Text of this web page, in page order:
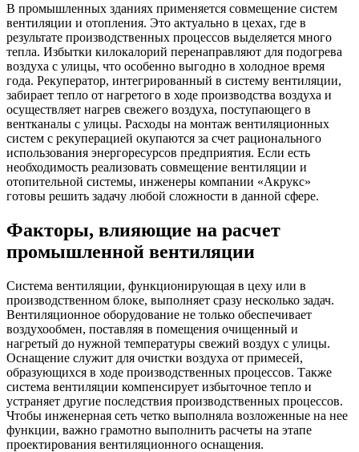
В промышленных зданиях применяется совмещение систем
вентиляции и отопления. Это актуально в цехах, где в
результате производственных процессов выделяется много
тепла. Избытки килокалорий перенаправляют для подогрева
воздуха с улицы, что особенно выгодно в холодное время
года. Рекуператор, интегрированный в систему вентиляции,
забирает тепло от нагретого в ходе производства воздуха и
осуществляет нагрев свежего воздуха, поступающего в
вентканалы с улицы. Расходы на монтаж вентиляционных
систем с рекуперацией окупаются за счет рационального
использования энергоресурсов предприятия. Если есть
необходимость реализовать совмещение вентиляции и
отопительной системы, инженеры компании «Акрукс»
готовы решить задачу любой сложности в данной сфере.
Факторы, влияющие на расчет
промышленной вентиляции
Система вентиляции, функционирующая в цеху или в
производственном блоке, выполняет сразу несколько задач.
Вентиляционное оборудование не только обеспечивает
воздухообмен, поставляя в помещения очищенный и
нагретый до нужной температуры свежий воздух с улицы.
Оснащение служит для очистки воздуха от примесей,
образующихся в ходе производственных процессов. Также
система вентиляции компенсирует избыточное тепло и
устраняет другие последствия производственных процессов.
Чтобы инженерная сеть четко выполняла возложенные на нее
функции, важно грамотно выполнить расчеты на этапе
проектирования вентиляционного оснащения.